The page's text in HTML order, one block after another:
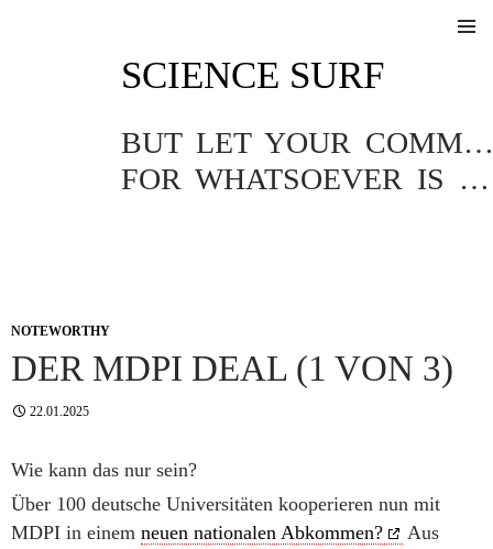
SCIENCE SURF
BUT LET YOUR COMMUNICATION BE YEA, YEA; NAY, NAY.
FOR WHATSOEVER IS MORE THAN THESE COMETH OF EVIL.
NOTEWORTHY
DER MDPI DEAL (1 VON 3)
22.01.2025
Wie kann das nur sein?
Über 100 deutsche Universitäten kooperieren nun mit
MDPI in einem neuen nationalen Abkommen?
Aus